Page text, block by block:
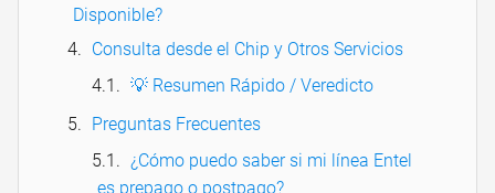
Disponible?
Consulta desde el Chip y Otros Servicios
💡 Resumen Rápido / Veredicto
Preguntas Frecuentes
¿Cómo puedo saber si mi línea Entel
es prepago o postpago?